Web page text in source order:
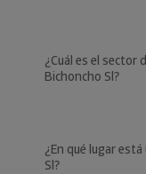
¿Cuál es el sector
Bichoncho Sl?
¿En qué lugar
Sl?